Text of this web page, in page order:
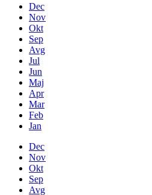
Dec
Nov
Okt
Sep
Avg
Jul
Jun
Maj
Apr
Mar
Feb
Jan
Dec
Nov
Okt
Sep
Avg